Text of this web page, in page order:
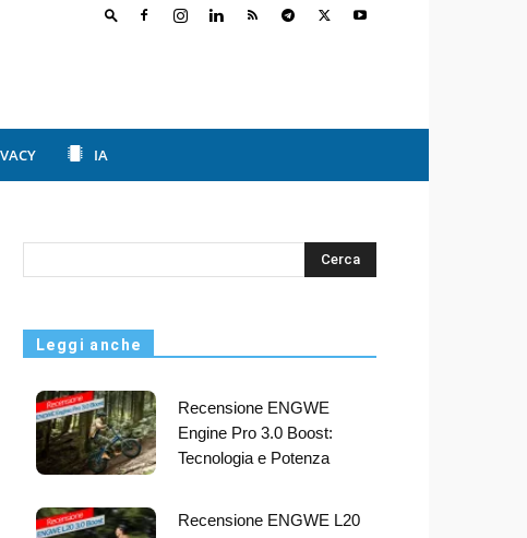
IA
s
Leggi anche
Recensione ENGWE
Engine Pro 3.0 Boost:
Tecnologia e Potenza
Recensione ENGWE L20